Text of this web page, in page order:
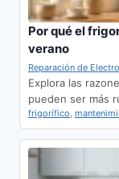
Por qué el
verano
Reparación de
Explora las
pueden ser más
frigorífico,